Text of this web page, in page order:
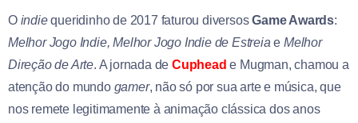
O indiequeridinho de 2017 faturou diversosGame Awards:
Melhor Jogo Indie, Melhor Jogo Indie de Estreia eMelhor
Direção de Arte. A jornada deCuphead e Mugman, chamou a
atenção do mundo gamer, não só por sua arte e música, que
nos remete legitimamente à animação clássica dos anos